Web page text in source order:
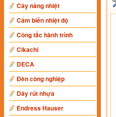
Cây nâng nhiệt
Cảm biến nhiệt độ
Công tắc hành trình
Cikachi
DECA
Đèn công nghiệp
Dây rút nhựa
Endress Hauser